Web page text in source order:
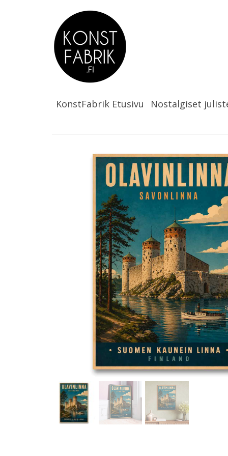
KonstFabrik Etusivu Nostalgiset